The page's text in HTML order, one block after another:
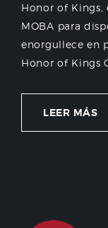
Honor of
MOBA para
enorgullece en
Honor of Kings
LEER MÁS